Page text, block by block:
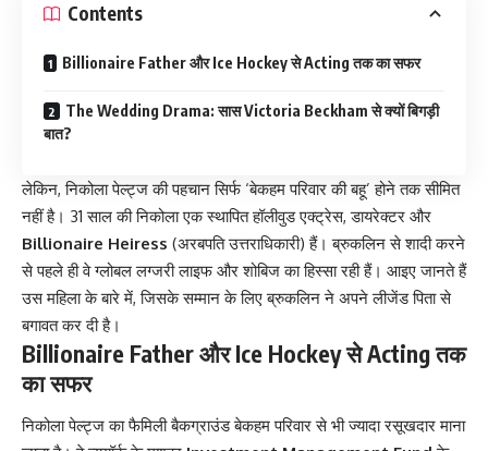
Contents
Billionaire Father और Ice Hockey से Acting तक का सफर
The Wedding Drama: सास Victoria Beckham से क्यों बिगड़ी
बात?
लेकिन, निकोला पेल्ट्ज की पहचान सिर्फ ‘बेकहम परिवार की बहू’ होने तक सीमित
नहीं है। 31 साल की निकोला एक स्थापित हॉलीवुड एक्ट्रेस, डायरेक्टर और
Billionaire Heiress (अरबपति उत्तराधिकारी) हैं। ब्रुकलिन से शादी करने
से पहले ही वे ग्लोबल लग्जरी लाइफ और शोबिज का हिस्सा रही हैं। आइए जानते हैं
उस महिला के बारे में, जिसके सम्मान के लिए ब्रुकलिन ने अपने लीजेंड पिता से
बगावत कर दी है।
Billionaire Father और Ice Hockey से Acting तक
का सफर
निकोला पेल्ट्ज का फैमिली बैकग्राउंड बेकहम परिवार से भी ज्यादा रसूखदार माना